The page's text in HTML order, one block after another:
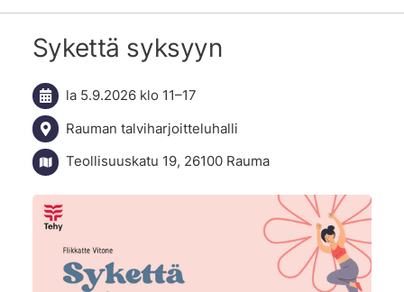
Sykettä syksyyn
la 5.9.2026 klo 11–17
Rauman talviharjoitteluhalli
Teollisuuskatu 19, 26100 Rauma